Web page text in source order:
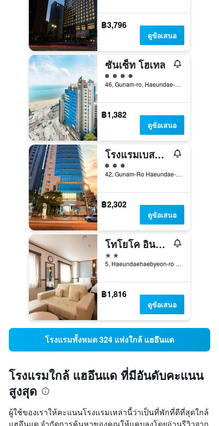
฿3,796
ดูข้อเสนอ
ซันเซ็ท โฮเทล
ให้ 4 ดาว
46, Gunam-ro, Haeundae-gu, ปูซาน, เกาหลีใต้
฿1,382
ดูข้อเสนอ
โรงแรมเบสท์เวสเทิร์น แฮอุนแด
ให้ 3 ดาว
42, Gunam-Ro Haeundae-Gu, ปูซาน, เกาหลีใต้
฿2,302
ดูข้อเสนอ
โทโยโค อินน์ บูซาน แฮอุนแด นัมเบอร์ 2
2 ดาว
5, Haeundaehaebyeon-ro 237Beon-Gil, ปูซาน, เกาหลีใต้
฿1,816
ดูข้อเสนอ
โรงแรมทั้งหมด 324 แห่งใกล้ แฮอึนแด
โรงแรมใกล้ แฮอึนแด ที่มีอันดับคะแนน
สูงสุด
ผู้ใช้ของเราให้คะแนนโรงแรมเหล่านี้ว่าเป็นที่พักที่ดีที่สุดใกล้